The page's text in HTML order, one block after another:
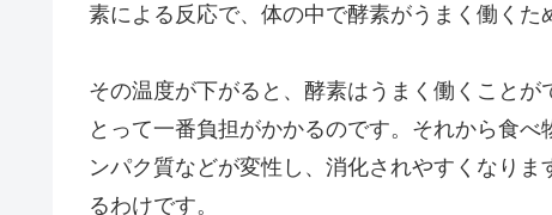
素による反応で、体の中で酵素がうまく働くた
その温度が下がると、酵素はうまく働くこと
とって一番負担がかかるのです。それから食
ンパク質などが変性し、消化されやすくなり
るわけです。